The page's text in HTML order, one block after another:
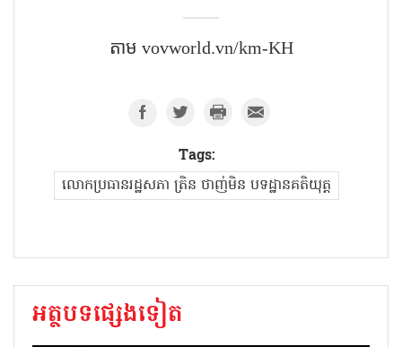
តាម vovworld.vn/km-KH
Tags:
លោកប្រធានរដ្ឋសភា ត្រិន ថាញ់មិន បទដ្ឋានគតិយុត្ត
អត្ថបទផ្សេងទៀត